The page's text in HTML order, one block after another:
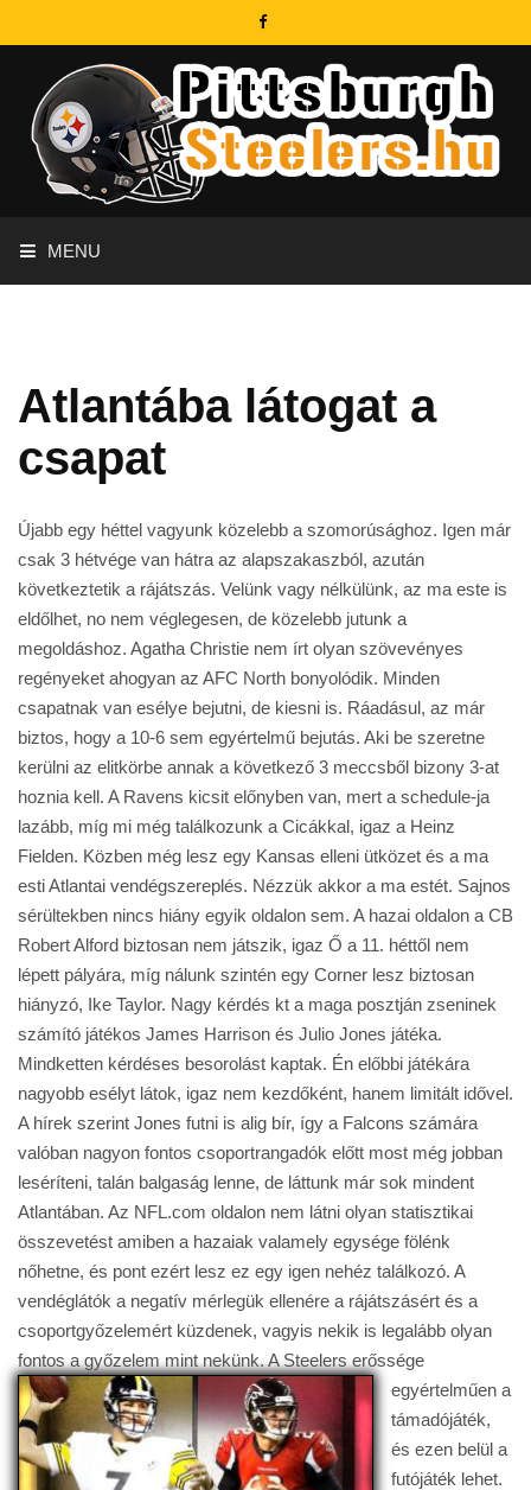
MENU
Atlantába látogat a
csapat
Újabb egy héttel vagyunk közelebb a szomorúsághoz. Igen már
csak 3 hétvége van hátra az alapszakaszból, azután
következtetik a rájátszás. Velünk vagy nélkülünk, az ma este is
eldőlhet, no nem véglegesen, de közelebb jutunk a
megoldáshoz. Agatha Christie nem írt olyan szövevényes
regényeket ahogyan az AFC North bonyolódik. Minden
csapatnak van esélye bejutni, de kiesni is. Ráadásul, az már
biztos, hogy a 10-6 sem egyértelmű bejutás. Aki be szeretne
kerülni az elitkörbe annak a következő 3 meccsből bizony 3-at
hoznia kell. A Ravens kicsit előnyben van, mert a schedule-ja
lazább, míg mi még találkozunk a Cicákkal, igaz a Heinz
Fielden. Közben még lesz egy Kansas elleni ütközet és a ma
esti Atlantai vendégszereplés. Nézzük akkor a ma estét. Sajnos
sérültekben nincs hiány egyik oldalon sem. A hazai oldalon a CB
Robert Alford biztosan nem játszik, igaz Ő a 11. héttől nem
lépett pályára, míg nálunk szintén egy Corner lesz biztosan
hiányzó, Ike Taylor. Nagy kérdés kt a maga posztján zseninek
számító játékos James Harrison és Julio Jones játéka.
Mindketten kérdéses besorolást kaptak. Én előbbi játékára
nagyobb esélyt látok, igaz nem kezdőként, hanem limitált idővel.
A hírek szerint Jones futni is alig bír, így a Falcons számára
valóban nagyon fontos csoportrangadók előtt most még jobban
leséríteni, talán balgaság lenne, de láttunk már sok mindent
Atlantában. Az NFL.com oldalon nem látni olyan statisztikai
összevetést amiben a hazaiak valamely egysége fölénk
nőhetne, és pont ezért lesz ez egy igen nehéz találkozó. A
vendéglátók a negatív mérlegük ellenére a rájátszásért és a
csoportgyőzelemért küzdenek, vagyis nekik is legalább olyan
fontos a győzelem mint nekünk.A Steelers erőssége
egyértelműen a
támadójáték,
és ezen belül a
futójáték lehet.